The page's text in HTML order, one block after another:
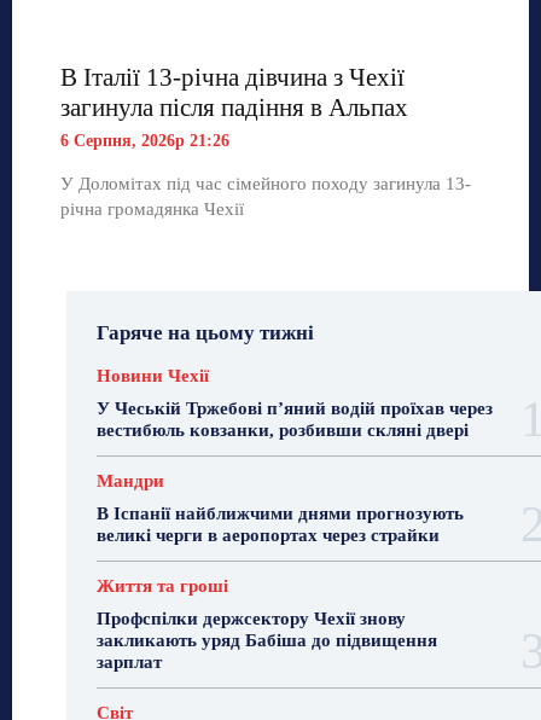
В Італії 13-річна дівчина з Чехії
загинула після падіння в Альпах
6 Серпня, 2026р 21:26
У Доломітах під час сімейного походу загинула 13-
річна громадянка Чехії
Гаряче на цьому тижні
Новини Чехії
У Чеській Тржебові п’яний водій проїхав через
вестибюль ковзанки, розбивши скляні двері
Мандри
В Іспанії найближчими днями прогнозують
великі черги в аеропортах через страйки
Життя та гроші
Профспілки держсектору Чехії знову
закликають уряд Бабіша до підвищення
зарплат
Світ